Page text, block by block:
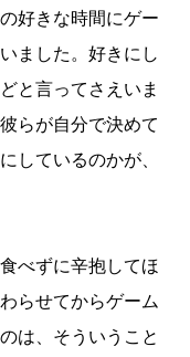
好きな時間にゲー
ました。好きにし
と言ってさえいま
らが自分で決めて
しているのかが、
べずに辛抱してほ
らせてからゲーム
は、そういうこと